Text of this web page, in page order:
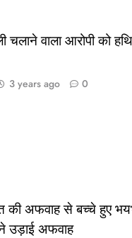
चलाने वाला आरोपी को
3 years ago 0
अफवाह से बच्चे हुए
उड़ाई अफवाह